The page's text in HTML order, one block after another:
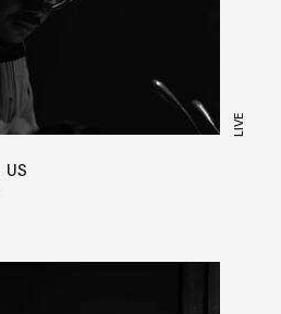
LIVE
US